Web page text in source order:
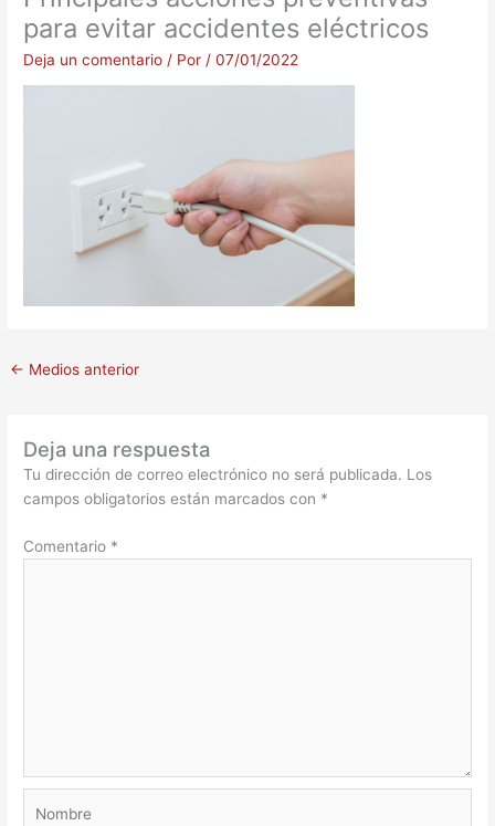
para evitar accidentes eléctricos
Deja un comentario / Por /07/01/2022
← Medios anterior
Deja una respuesta
Tu dirección de correo electrónico no será publicada. Los
campos obligatorios están marcados con *
Comentario *